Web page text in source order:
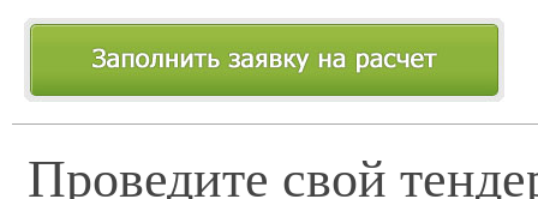
Проведите свой